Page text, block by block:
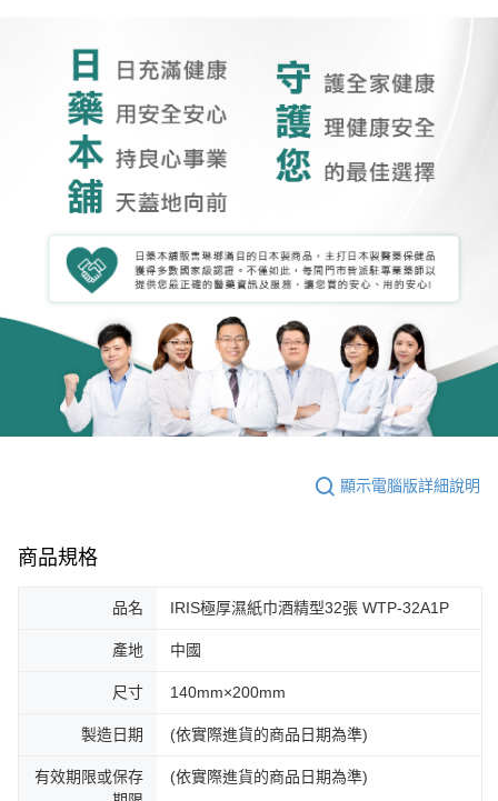
顯示電腦版詳細說明
商品規格
品名 IRIS極厚濕紙巾酒精型32張 WTP-32A1P
產地 中國
尺寸 140mm×200mm
製造日期 (依實際進貨的商品日期為準)
有效期限或保存
(依實際進貨的商品日期為準)